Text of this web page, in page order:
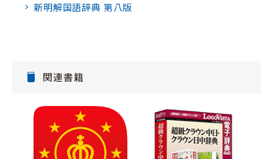
新明解国語辞典 第八版
関連書籍